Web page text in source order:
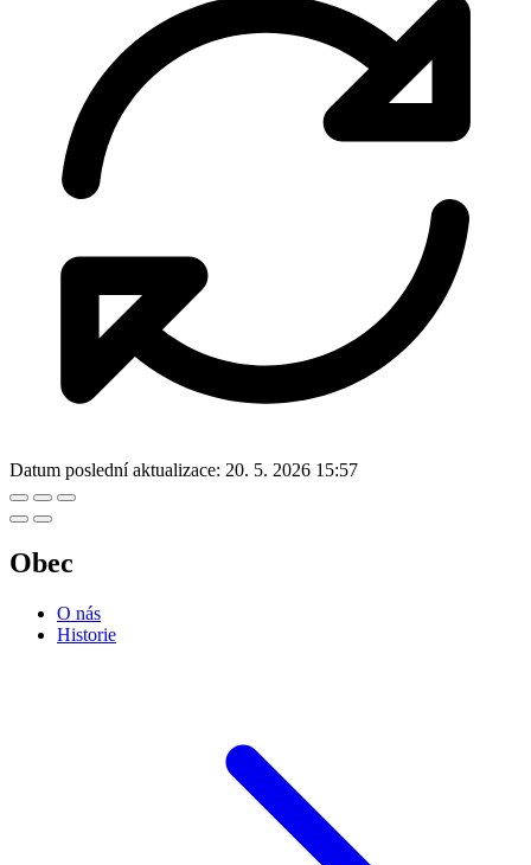
Datum poslední aktualizace: 20. 5. 2026 15:57
Obec
O nás
Historie